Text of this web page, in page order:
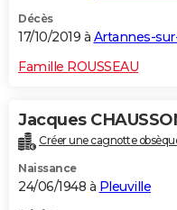
Décès
17/10/2019 à Artannes-
Famille ROUSSEAU
Jacques
Créer une cagnotte
Naissance
24/06/1948 à Pleuville